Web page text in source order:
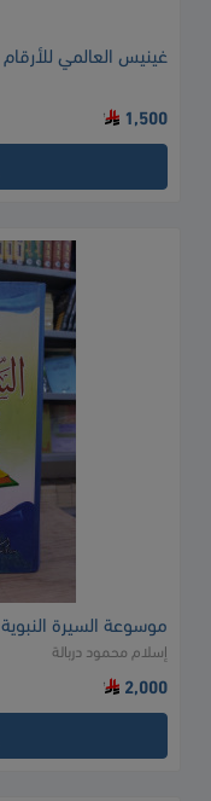
غينيس العالمي للأرقام
1,500
مكتبة الإيمان
إسلام محمود دربالة
2,000